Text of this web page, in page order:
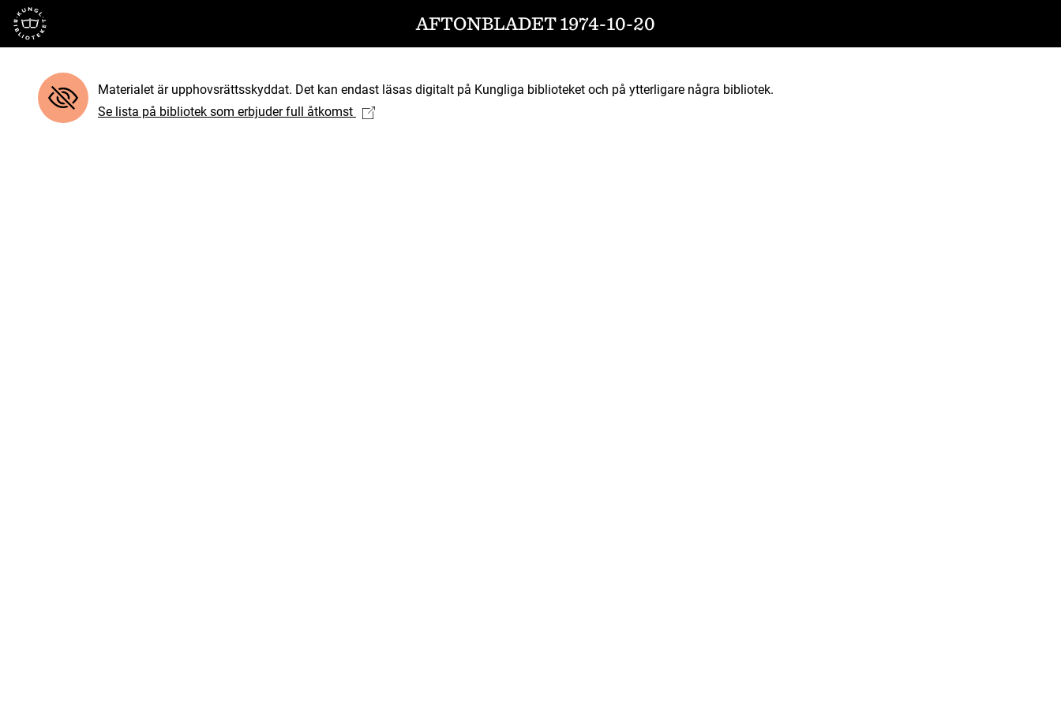
Till startsidan AFTONBLADET 1974-10-20
Materialet är upphovsrättsskyddat. Det kan endast läsas digitalt på Kungliga biblioteket och på ytterligare några bibliotek.
Se lista på bibliotek som erbjuder full åtkomst